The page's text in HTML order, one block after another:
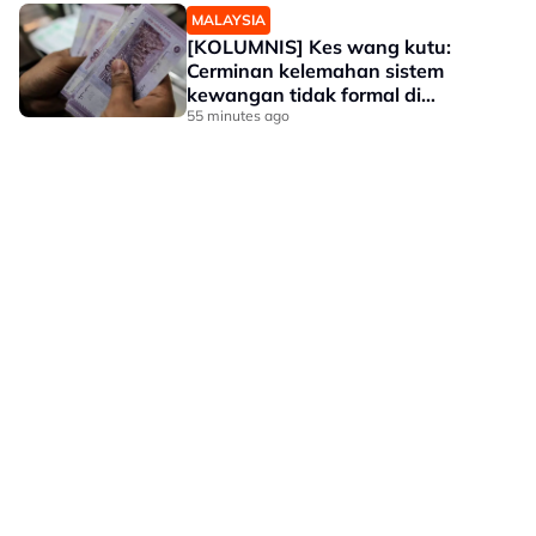
MALAYSIA
[KOLUMNIS] Kes wang kutu:
Cerminan kelemahan sistem
kewangan tidak formal di
Malaysia
55 minutes ago